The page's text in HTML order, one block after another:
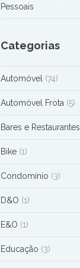
Pessoais
Categorias
Automóvel (74)
Automóvel Frota (5)
Bares e Restaurantes
Bike(1)
Condomínio (3)
D&O (1)
E&O (1)
Educação (3)